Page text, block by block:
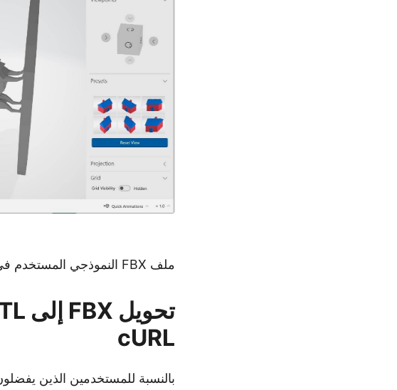
ملف FBX النموذجي المستخدم في المثال أعلاه متاح للتنزيل عبر
cURL